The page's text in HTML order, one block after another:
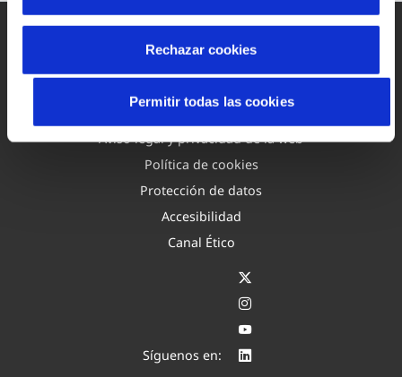
Rechazar cookies
Permitir todas las cookies
Mapa Web
Aviso legal y privacidad de la web
Política de cookies
Protección de datos
Accesibilidad
Canal Ético
Síguenos en: